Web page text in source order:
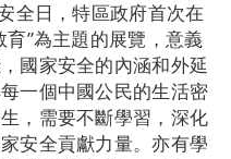
全日，特區政府首次在
”為主題的展覽，意義
國家安全的內涵和外延
一個中國公民的生活密
，需要不斷學習，深化
安全貢獻力量。亦有學